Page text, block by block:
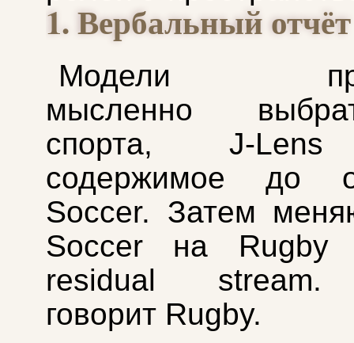
1. Вербальный отчёт
Модели
мысленно
спорта, J-Lens
содержимое до
Soccer. Затем
Soccer на
residual
говорит Rugby.